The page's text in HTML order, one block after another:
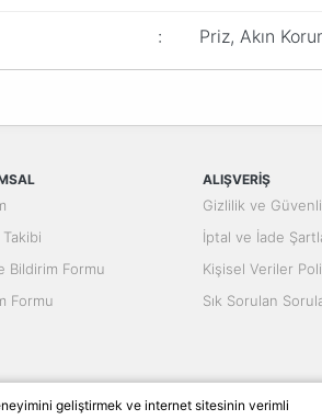
geliştirmek ve internet sitesinin verimli
: Priz, Akın
bulunuyor.
daha pahalı.
alternatifler olmalı.
Bildirim Formu
Formu
ALIŞVERİŞ
Gizlilik ve
İptal ve İade
Kişisel Veriler
Sık Sorulan